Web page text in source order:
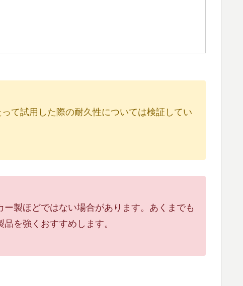
て試用した際の耐久性については検証してい
製ほどではない場合があります。あくまでも
を強くおすすめします。